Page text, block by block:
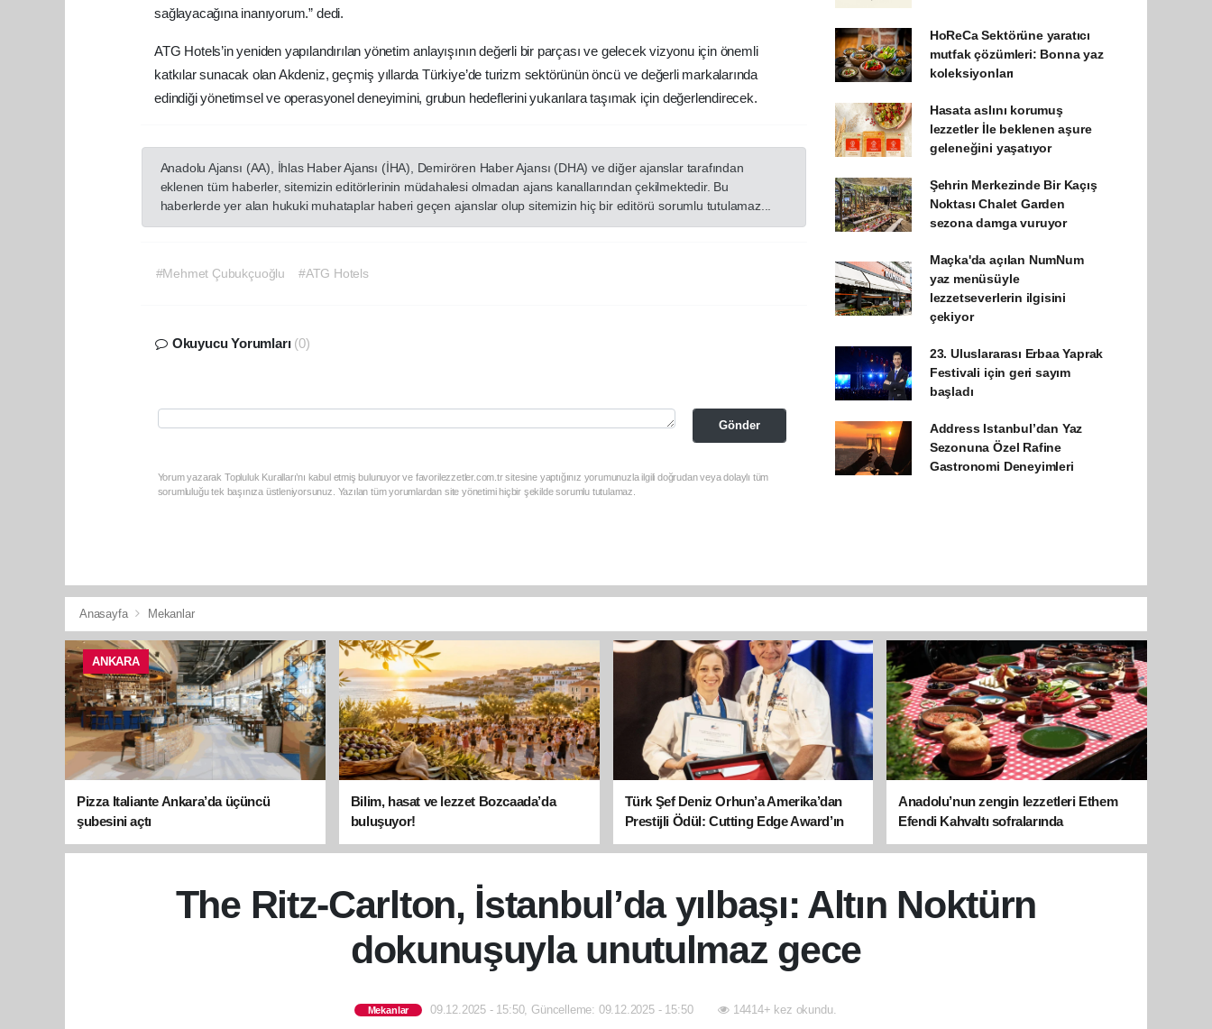
sağlayacağına inanıyorum.” dedi.
ATG Hotels’in yeniden yapılandırılan yönetim anlayışının değerli bir parçası ve gelecek vizyonu için önemli
katkılar sunacak olan Akdeniz, geçmiş yıllarda Türkiye’de turizm sektörünün öncü ve değerli markalarında
edindiği yönetimsel ve operasyonel deneyimini, grubun hedeflerini yukarılara taşımak için değerlendirecek.
Anadolu Ajansı (AA), İhlas Haber Ajansı (İHA), Demirören Haber Ajansı (DHA) ve diğer ajanslar tarafından
eklenen tüm haberler, sitemizin editörlerinin müdahalesi olmadan ajans kanallarından çekilmektedir. Bu
haberlerde yer alan hukuki muhataplar haberi geçen ajanslar olup sitemizin hiç bir editörü sorumlu tutulamaz...
#Mehmet Çubukçuoğlu #ATG Hotels
Okuyucu Yorumları (0)
Gönder
Yorum yazarak Topluluk Kuralları’nı kabul etmiş bulunuyor ve favorilezzetler.com.tr sitesine yaptığınız yorumunuzla ilgili doğrudan veya dolaylı tüm
sorumluluğu tek başınıza üstleniyorsunuz. Yazılan tüm yorumlardan site yönetimi hiçbir şekilde sorumlu tutulamaz.
HoReCa Sektörüne yaratıcı
mutfak çözümleri: Bonna yaz
koleksiyonları
Hasata aslını korumuş
lezzetler İle beklenen aşure
geleneğini yaşatıyor
Şehrin Merkezinde Bir Kaçış
Noktası Chalet Garden
sezona damga vuruyor
Maçka'da açılan NumNum
yaz menüsüyle
lezzetseverlerin ilgisini
çekiyor
23. Uluslararası Erbaa Yaprak
Festivali için geri sayım
başladı
Address Istanbul’dan Yaz
Sezonuna Özel Rafine
Gastronomi Deneyimleri
Anasayfa Mekanlar
ANKARA
Pizza Italiante Ankara’da üçüncü
şubesini açtı
Bilim, hasat ve lezzet Bozcaada’da
buluşuyor!
Türk Şef Deniz Orhun’a Amerika’dan
Prestijli Ödül: Cutting Edge Award’ın
sahibi oldu
Anadolu’nun zengin lezzetleri Ethem
Efendi Kahvaltı sofralarında
The Ritz-Carlton, İstanbul’da yılbaşı: Altın Noktürn
dokunuşuyla unutulmaz gece
Mekanlar 09.12.2025 - 15:50, Güncelleme: 09.12.2025 - 15:50 14414+ kez okundu.